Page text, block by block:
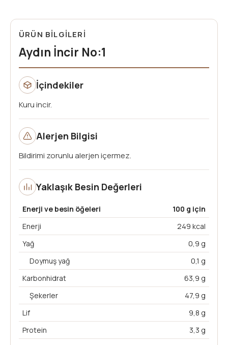
ÜRÜN BİLGİLERİ
Aydın İncir No:1
İçindekiler
Kuru incir.
Yaklaşık Besin Değerleri
Enerji ve besin öğeleri
100 g için
Enerji
249 kcal
Yağ
0,9 g
Doymuş yağ
0,1 g
Karbonhidrat
63,9 g
Şekerler
47,9 g
Lif
9,8 g
Protein
3,3 g
Alerjen Bilgisi
Bildirimi zorunlu alerjen içermez.